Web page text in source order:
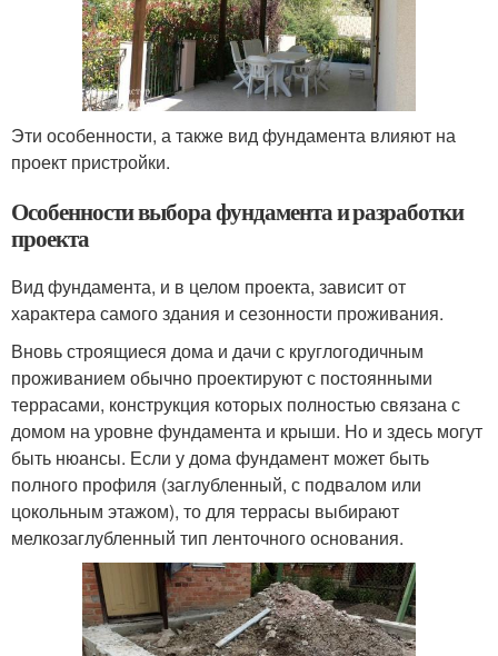
Эти особенности, а также вид фундамента влияют на
проект пристройки.
Особенности выбора фундамента и разработки
проекта
Вид фундамента, и в целом проекта, зависит от
характера самого здания и сезонности проживания.
Вновь строящиеся дома и дачи с круглогодичным
проживанием обычно проектируют с постоянными
террасами, конструкция которых полностью связана с
домом на уровне фундамента и крыши. Но и здесь могут
быть нюансы. Если у дома фундамент может быть
полного профиля (заглубленный, с подвалом или
цокольным этажом), то для террасы выбирают
мелкозаглубленный тип ленточного основания.